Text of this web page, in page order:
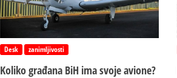
Desk zanimljivosti
Koliko građana BiH ima svoje avione?